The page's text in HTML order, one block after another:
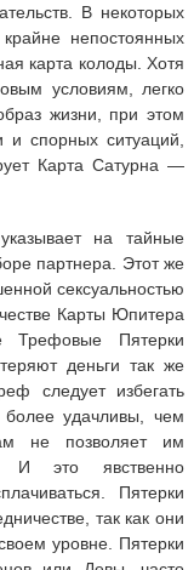
В некоторых
непостоянных
карта колоды. Хотя
условиям, легко
жизни, при этом
и спорных ситуаций,
Карта Сатурна —
на тайные
партнера. Этот же
сексуальностью
Карты Юпитера
Пятерки
деньги так же
следует избегать
удачливы, чем
не позволяет им
И это явственно
Пятерки
так как они
уровне. Пятерки